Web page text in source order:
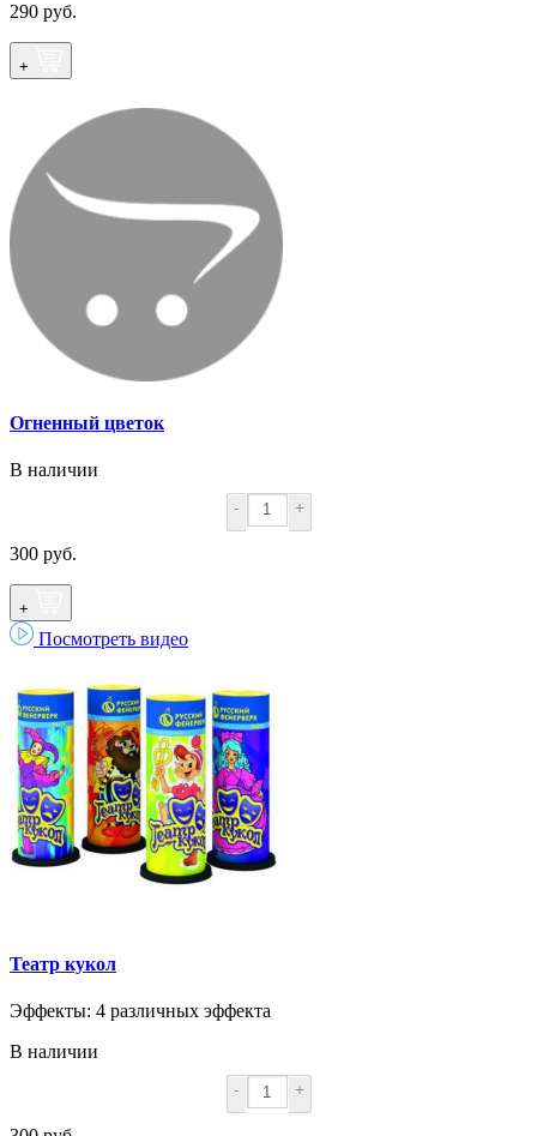
290 руб.
+
Огненный цветок
В наличии
- +
300 руб.
+
Посмотреть видео
Театр кукол
Эффекты: 4 различных эффекта
В наличии
- +